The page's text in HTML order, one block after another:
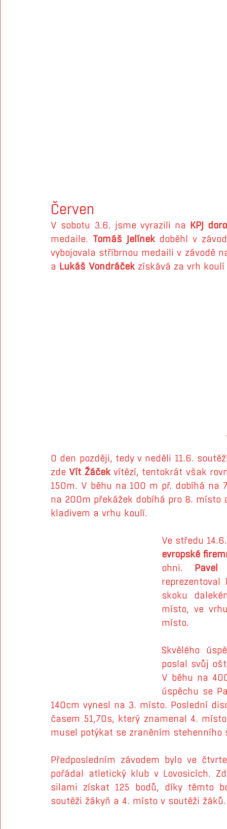
Červen
V sobotu 3.6. jsme vyrazili na KPJ
medaile. Tomáš Jelínek doběhl v
vybojovala stříbrnou medaili v závodě
a Lukáš Vondráček získává za vrh
O den později, tedy v neděli 11.6.
zde Vít Žáček vítězí, tentokrát však
150m. V běhu na 100 m př. dobíhá na
na 200m překážek dobíhá pro 8. místo
kladivem a vrhu koulí.
Ve středu
evropské
ohni. Pavel
skoku
místo, ve
místo.
Skvělého
poslal svůj
V běhu na
úspěchu se
140cm vynesl na 3. místo. Poslední
časem 51,70s, který znamenal 4.
musel potýkat se zraněním
Předposledním závodem bylo ve
pořádal atletický klub v Lovosicích.
silami získat 125 bodů, díky těmto
soutěži žákyň a 4. místo v soutěži